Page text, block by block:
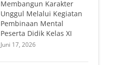
Membangun Karakter
Unggul Melalui Kegiatan
Pembinaan Mental
Peserta Didik Kelas XI
Juni 17, 2026